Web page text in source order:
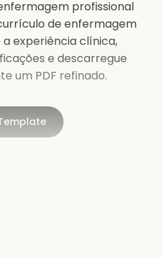
profissional
de enfermagem
experiência clínica,
e descarregue
um PDF refinado.